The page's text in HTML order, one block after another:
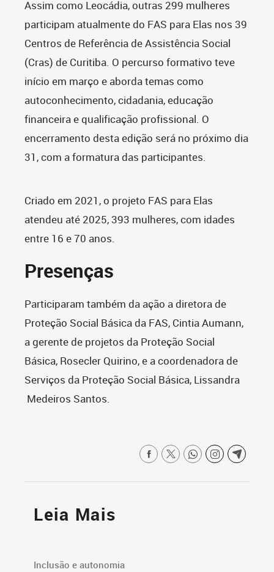
Assim como Leocádia, outras 299 mulheres
participam atualmente do FAS para Elas nos 39
Centros de Referência de Assistência Social
(Cras) de Curitiba. O percurso formativo teve
início em março e aborda temas como
autoconhecimento, cidadania, educação
financeira e qualificação profissional. O
encerramento desta edição será no próximo dia
31, com a formatura das participantes.
Criado em 2021, o projeto FAS para Elas
atendeu até 2025, 393 mulheres, com idades
entre 16 e 70 anos.
Presenças
Participaram também da ação a diretora de
Proteção Social Básica da FAS, Cintia Aumann,
a gerente de projetos da Proteção Social
Básica, Rosecler Quirino, e a coordenadora de
Serviços da Proteção Social Básica, Lissandra
Medeiros Santos.
Leia Mais
Inclusão e autonomia